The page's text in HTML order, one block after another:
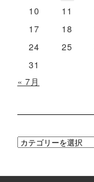
10
11
17
18
24
25
31
« 7月
カ